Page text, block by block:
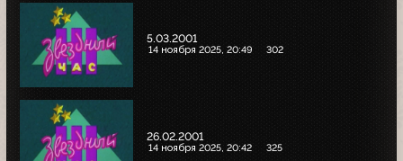
5.03.2001
14 ноября 2025, 20:49 302
26.02.2001
14 ноября 2025, 20:42 325